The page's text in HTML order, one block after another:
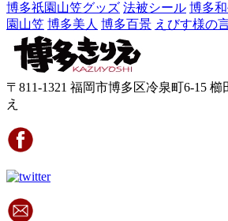
博多祇園山笠グッズ 法被シール 博多
園山笠 博多美人 博多百景 えびす様の
〒811-1321 福岡市博多区冷泉町6-15
え